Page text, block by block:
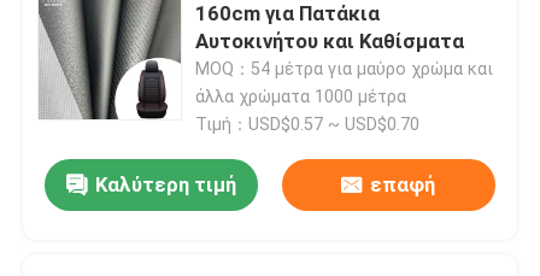
160cm για Πατάκια
Αυτοκινήτου και Καθίσματα
MOQ：54 μέτρα για μαύρο χρώμα και
άλλα χρώματα 1000 μέτρα
Τιμή：USD$0.57 ~ USD$0.70
Καλύτερη τιμή επαφή